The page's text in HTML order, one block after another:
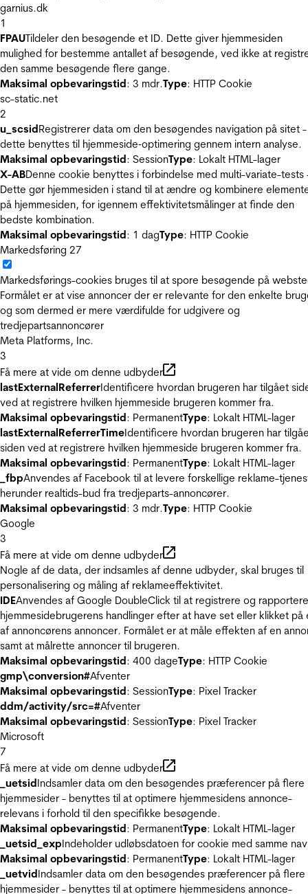
garnius.dk
1
FPAUTildeler den besøgende et ID. Dette giver hjemmesiden
mulighed for bestemme antallet af besøgende, ved ikke at
den samme besøgende flere gange.
Maksimal opbevaringstid: 3 mdr.Type: HTTP Cookie
sc-static.net
2
u_scsidRegistrerer data om den besøgendes navigation på sitet -
dette benyttes til hjemmeside‐optimering gennem intern analyse.
Maksimal opbevaringstid: SessionType: Lokalt HTML-lager
X-ABDenne cookie benyttes i forbindelse med multi-variate-tests
Dette gør hjemmesiden i stand til at ændre og kombinere
på hjemmesiden, for igennem effektivitetsmålinger at finde den
bedste kombination.
Maksimal opbevaringstid: 1 dagType: HTTP Cookie
Markedsføring 27
Markedsførings-cookies bruges til at spore besøgende på
Formålet er at vise annoncer der er relevante for den enkelte
og som dermed er mere værdifulde for udgivere og
tredjepartsannoncører
Meta Platforms, Inc.
3
Få mere at vide om denne udbyder
lastExternalReferrerIdentificere hvordan brugeren har tilgået
ved at registrere hvilken hjemmeside brugeren kommer fra.
Maksimal opbevaringstid: PermanentType: Lokalt HTML-lager
lastExternalReferrerTimeIdentificere hvordan brugeren har
siden ved at registrere hvilken hjemmeside brugeren kommer fra.
Maksimal opbevaringstid: PermanentType: Lokalt HTML-lager
_fbpAnvendes af Facebook til at levere forskellige reklame-
herunder realtids-bud fra tredjeparts-annoncører.
Maksimal opbevaringstid: 3 mdr.Type: HTTP Cookie
Google
3
Få mere at vide om denne udbyder
Nogle af de data, der indsamles af denne udbyder, skal bruges til
personalisering og måling af reklameeffektivitet.
IDEAnvendes af Google DoubleClick til at registrere og
hjemmesidebrugerens handlinger efter at have set eller klikket på
af annoncørens annoncer. Formålet er at måle effekten af en
samt at målrette annoncer til brugeren.
Maksimal opbevaringstid: 400 dageType: HTTP Cookie
gmp\conversion#Afventer
Maksimal opbevaringstid: SessionType: Pixel Tracker
ddm/activity/src=#Afventer
Maksimal opbevaringstid: SessionType: Pixel Tracker
Microsoft
7
Få mere at vide om denne udbyder
_uetsidIndsamler data om den besøgendes præferencer på flere
hjemmesider - benyttes til at optimere hjemmesidens annonce-
relevans i forhold til den specifikke besøgende.
Maksimal opbevaringstid: PermanentType: Lokalt HTML-lager
_uetsid_expIndeholder udløbsdatoen for cookie med samme
Maksimal opbevaringstid: PermanentType: Lokalt HTML-lager
_uetvidIndsamler data om den besøgendes præferencer på flere
hjemmesider - benyttes til at optimere hjemmesidens annonce-